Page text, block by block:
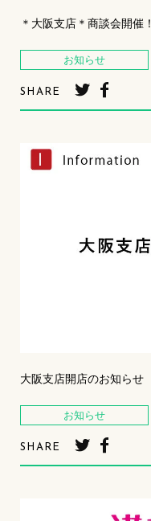
＊大阪支店＊商談会開催！
お知らせ
SHARE
大阪支店開店のお知らせ
お知らせ
SHARE